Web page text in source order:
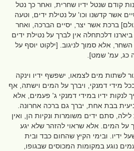
קודם שנטל ידיו שחרית, ואחר כך נטל
אשר קדשנו וכו' על נטילת ידים, וטעה
ברכת אשר יצר, יסיים הברכה, ואחר
דלכתחלה אין לברך על נטילת ידים
אלא סמוך לניגוב. [ילקוט יוסף על
כג, עמ' שמט].
לשתות מים לצמאו, ישפשף ידיו וינקה
מידי דמנקי, ויברך על המים וישתה, אף
לנקות ידיו במידי דמנקי ג' פעמים, אלא
בבת אחת, יברך גם ברכה אחרונה.
לילה, סתם ידים משומרות ונקיות הן, ואין
על המים. אלא שראוי להזהר שלא יגע
ידיו. ובימי הקיץ שהחום כבד ובית
נוגע במקומות המכוסים שבגופו,